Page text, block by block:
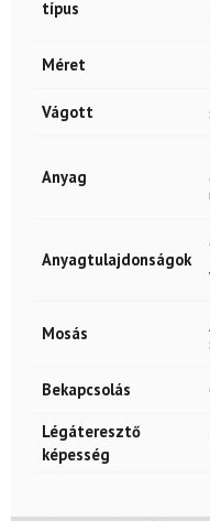
típus
Méret
Vágott
Anyag
Anyagtulajdonságok
Mosás
Bekapcsolás
Légáteresztő
képesség